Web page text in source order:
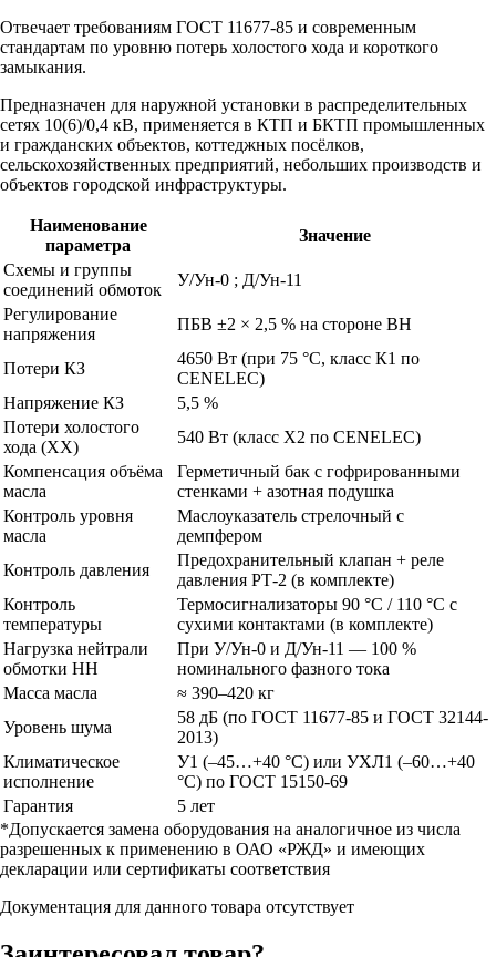
Отвечает требованиям ГОСТ 11677-85 и современным
стандартам по уровню потерь холостого хода и короткого
замыкания.
Предназначен для наружной установки в распределительных
сетях 10(6)/0,4 кВ, применяется в КТП и БКТП промышленных
и гражданских объектов, коттеджных посёлков,
сельскохозяйственных предприятий, небольших производств и
объектов городской инфраструктуры.
Наименование
параметра
Значение
Схемы и группы
соединений обмоток
У/Ун-0 ; Д/Ун-11
Регулирование
напряжения
ПБВ ±2 × 2,5 % на стороне ВН
Потери КЗ
4650 Вт (при 75 °C, класс К1 по
CENELEC)
Напряжение КЗ
5,5 %
Потери холостого
хода (ХХ)
540 Вт (класс Х2 по CENELEC)
Компенсация объёма
масла
Герметичный бак с гофрированными
стенками + азотная подушка
Контроль уровня
масла
Маслоуказатель стрелочный с
демпфером
Контроль давления
Предохранительный клапан + реле
давления РТ-2 (в комплекте)
Контроль
температуры
Термосигнализаторы 90 °C / 110 °C с
сухими контактами (в комплекте)
Нагрузка нейтрали
обмотки НН
При У/Ун-0 и Д/Ун-11 — 100 %
номинального фазного тока
Масса масла
≈ 390–420 кг
Уровень шума
58 дБ (по ГОСТ 11677-85 и ГОСТ 32144-
2013)
Климатическое
исполнение
У1 (–45…+40 °C) или УХЛ1 (–60…+40
°C) по ГОСТ 15150-69
Гарантия
5 лет
*Допускается замена оборудования на аналогичное из числа
разрешенных к применению в ОАО «РЖД» и имеющих
декларации или сертификаты соответствия
Документация для данного товара отсутствует